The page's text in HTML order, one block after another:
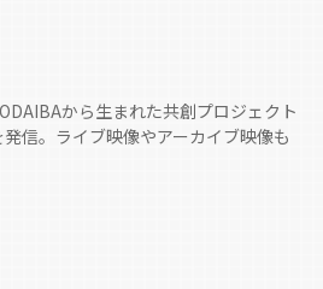
から生まれた共創プロジェクト
信。ライブ映像やアーカイブ映像も